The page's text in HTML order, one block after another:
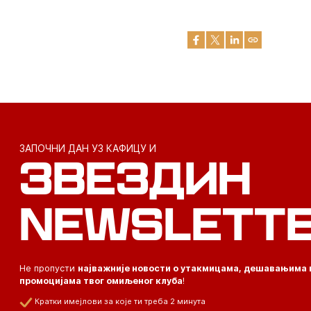
ЗАПОЧНИ ДАН УЗ КАФИЦУ И
ЗВЕЗДИН
Не пропусти најважније новости о утакмицама, дешавањима
промоцијама твог омиљеног клуба!
Кратки имејлови за које ти треба 2 минута